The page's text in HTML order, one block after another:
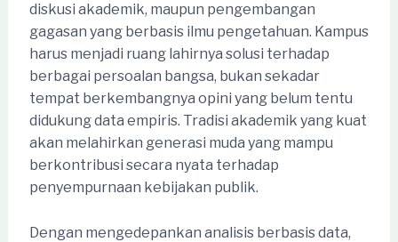
diskusi akademik, maupun pengembangan
gagasan yang berbasis ilmu pengetahuan. Kampus
harus menjadi ruang lahirnya solusi terhadap
berbagai persoalan bangsa, bukan sekadar
tempat berkembangnya opini yang belum tentu
didukung data empiris. Tradisi akademik yang kuat
akan melahirkan generasi muda yang mampu
berkontribusi secara nyata terhadap
penyempurnaan kebijakan publik.
Dengan mengedepankan analisis berbasis data,